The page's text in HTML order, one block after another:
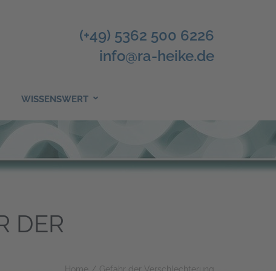
(+49) 5362 500 6226
info@ra-heike.de
WISSENSWERT
DER